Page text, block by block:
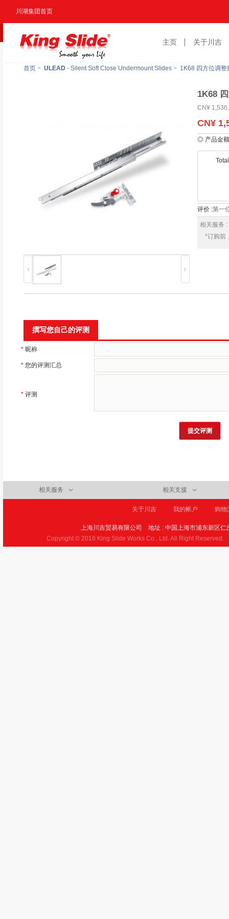
川湖集团首页
主页 关于川吉
首页 > ULEAD - Silent Soft Close Undermount Slides > 1K68 四方位调
1K68
CN¥
CN¥
◎ 产品金
评价 :第一
相关服务 :
*订购前
撰写您自己的评测
* 昵称
* 您的评测汇总
* 评测
提交评测
相关服务 相关支援
关于川吉 我的帐户 购物
上海川吉贸易有限公司
地址 : 中国上海市浦东新区
Copyright © 2016 King Slide Works Co., Ltd. All Right